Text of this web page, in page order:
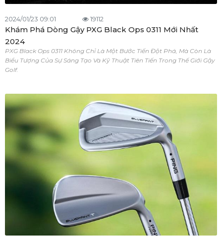
2024/01/23 09:01 19112
Khám Phá Dòng Gậy PXG Black Ops 0311 Mới Nhất
2024
PXG Black Ops 0311 Không Chỉ Là Một Bước Tiến Đột Phá, Mà Còn Là
Biểu Tượng Của Sự Sáng Tạo Và Kỹ Thuật Tiên Tiến Trong Thế Giới Gậy
Golf.